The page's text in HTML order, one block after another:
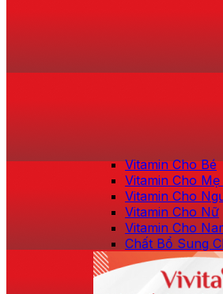
Vitamin Cho Bé
Vitamin Cho
Vitamin Cho
Vitamin Cho Nữ
Vitamin Cho
Chất Bổ Sung